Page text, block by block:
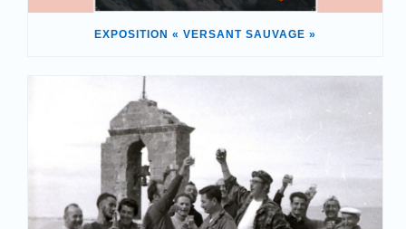
EXPOSITION « VERSANT SAUVAGE »